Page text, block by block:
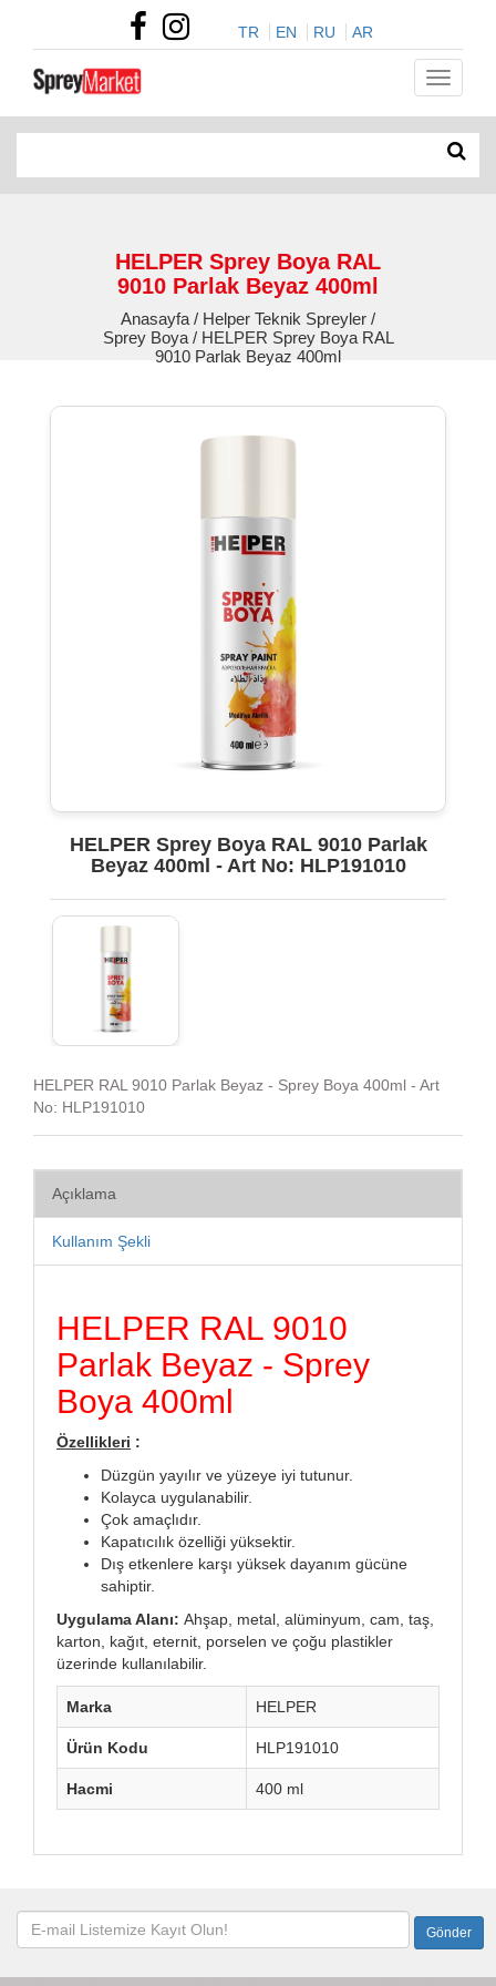
TR EN RU AR
HELPER Sprey Boya RAL
9010 Parlak Beyaz 400ml
Anasayfa / Helper Teknik Spreyler /
Sprey Boya / HELPER Sprey Boya RAL
9010 Parlak Beyaz 400ml
HELPER Sprey Boya RAL 9010 Parlak
Beyaz 400ml - Art No: HLP191010
HELPER RAL 9010 Parlak Beyaz - Sprey Boya 400ml - Art
No: HLP191010
Açıklama
Kullanım Şekli
HELPER RAL 9010
Parlak Beyaz - Sprey
Boya 400ml
Özellikleri :
Düzgün yayılır ve yüzeye iyi tutunur.
Kolayca uygulanabilir.
Çok amaçlıdır.
Kapatıcılık özelliği yüksektir.
Dış etkenlere karşı yüksek dayanım gücüne
sahiptir.
Uygulama Alanı: Ahşap, metal, alüminyum, cam, taş,
karton, kağıt, eternit, porselen ve çoğu plastikler
üzerinde kullanılabilir.
Marka HELPER
Ürün Kodu HLP191010
Hacmi 400 ml